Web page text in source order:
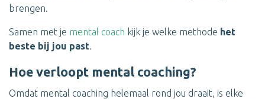
brengen.
Samen met je mental coach kijk je welke methode het
beste bij jou past
Hoe verloopt mental coaching?
Omdat mental coaching helemaal rond jou draait, is elke